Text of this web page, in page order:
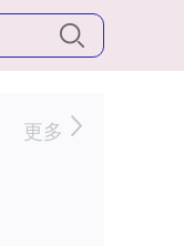
更多